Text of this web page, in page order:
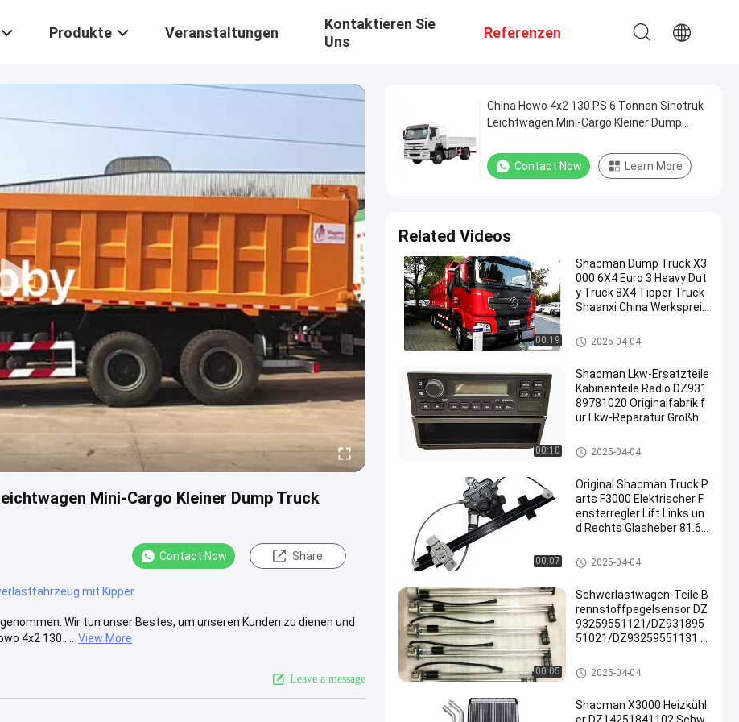
Produkte Veranstaltungen
Kontaktieren Sie
Uns
Referenzen
Mini-Cargo Kleiner Dump Truck
Contact Now Share
mit Kipper
Wir tun unser Bestes, um unseren Kunden zu dienen und
4x2 130 ....
View More
Leave a message
China Howo 4x2 130 PS 6 Tonnen Sinotruk
Leichtwagen Mini-Cargo Kleiner Dump
Contact Now Learn More
Related Videos
00:19
Shacman Dump Truck X3
000 6X4 Euro 3 Heavy Dut
y Truck 8X4 Tipper Truck
Shaanxi China Werkspreis
Kipplaster
2025-04-04
00:10
Shacman Lkw-Ersatzteile
Kabinenteile Radio DZ931
89781020 Originalfabrik f
ür Lkw-Reparatur Großha
Shacman-LKW-Ersatzteile
2025-04-04
00:07
Original Shacman Truck P
arts F3000 Elektrischer F
ensterregler Lift Links un
d Rechts Glasheber 81.62
Shacman-LKW-Ersatzteile
2025-04-04
00:05
Schwerlastwagen-Teile B
rennstoffpegelsensor DZ
93259551121/DZ931895
51021/DZ93259551131 f
acman-Lkw
Shacman-LKW-Ersatzteile
2025-04-04
Shacman X3000 Heizkühl